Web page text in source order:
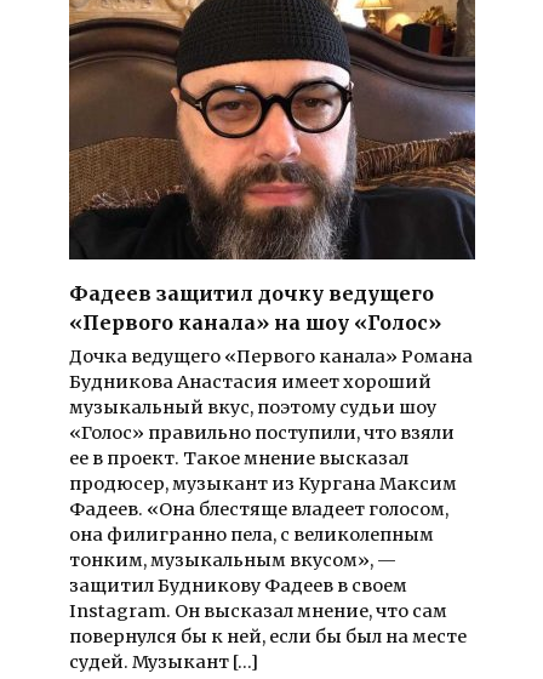
Фадеев защитил дочку ведущего
«Первого канала» на шоу «Голос»
Дочка ведущего «Первого канала» Романа
Будникова Анастасия имеет хороший
музыкальный вкус, поэтому судьи шоу
«Голос» правильно поступили, что взяли
ее в проект. Такое мнение высказал
продюсер, музыкант из Кургана Максим
Фадеев. «Она блестяще владеет голосом,
она филигранно пела, с великолепным
тонким, музыкальным вкусом», —
защитил Будникову Фадеев в своем
Instagram. Он высказал мнение, что сам
повернулся бы к ней, если бы был на месте
судей. Музыкант […]